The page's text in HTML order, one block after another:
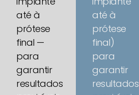
até à
prótese
final —
para
garantir
resultados
até à
prótese
final)
para
garantir
resultados